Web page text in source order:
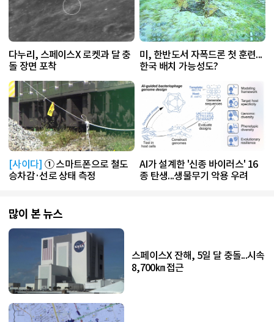
다누리, 스페이스X 로켓과 달 충
돌 장면 포착
미, 한반도서 자폭드론 첫 훈련...
한국 배치 가능성도?
[사이다] ① 스마트폰으로 철도
승차감·선로 상태 측정
AI가 설계한 '신종 바이러스' 16
종 탄생...생물무기 악용 우려
많이 본 뉴스
스페이스X 잔해, 5일 달 충돌...시속
8,700㎞ 접근